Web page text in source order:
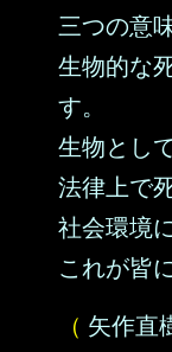
三つの意
生物的な
す。
生物とし
法律上で
社会環境
これが皆
（ 矢作直